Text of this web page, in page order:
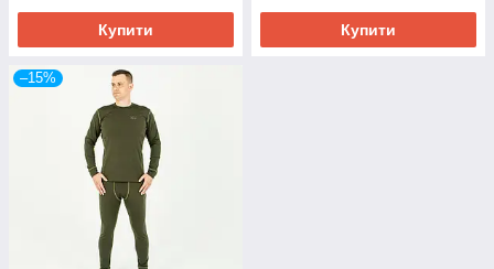
Купити Купити
–15%